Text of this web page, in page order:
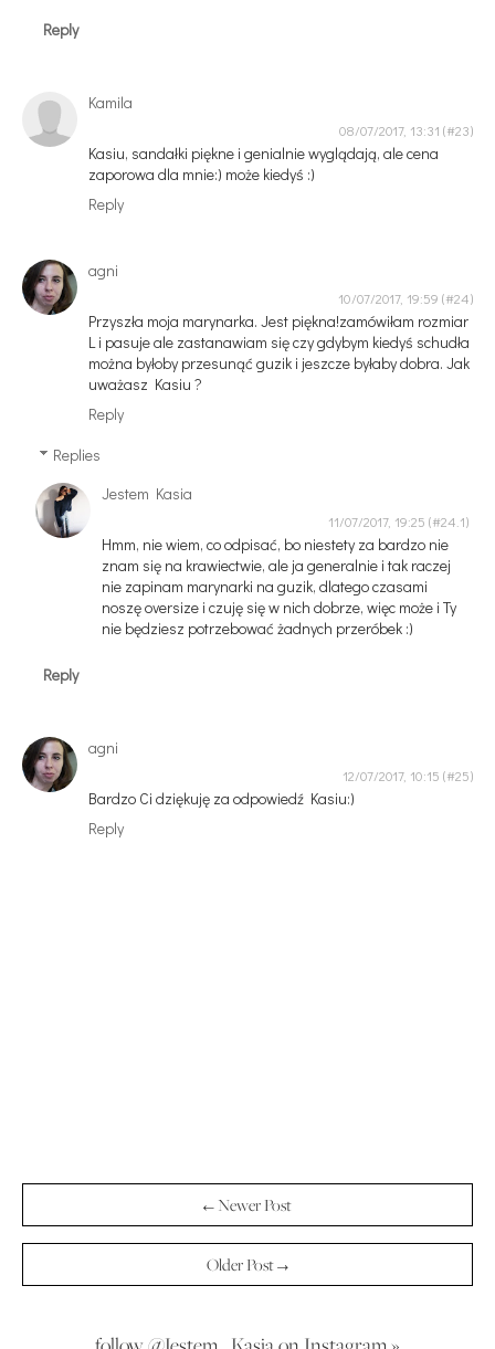
Reply
Kamila
08/07/2017, 13:31
Kasiu, sandałki piękne i genialnie wyglądają, ale cena
zaporowa dla mnie:) może kiedyś :)
Reply
agni
10/07/2017, 19:59
Przyszła moja marynarka. Jest piękna!zamówiłam rozmiar
L i pasuje ale zastanawiam się czy gdybym kiedyś schudła
można byłoby przesunąć guzik i jeszcze byłaby dobra. Jak
uważasz Kasiu ?
Reply
Replies
Jestem Kasia
11/07/2017, 19:25
Hmm, nie wiem, co odpisać, bo niestety za bardzo nie
znam się na krawiectwie, ale ja generalnie i tak raczej
nie zapinam marynarki na guzik, dlatego czasami
noszę oversize i czuję się w nich dobrze, więc może i Ty
nie będziesz potrzebować żadnych przeróbek :)
Reply
agni
12/07/2017, 10:15
Bardzo Ci dziękuję za odpowiedź Kasiu:)
Reply
← Newer Post
Older Post →